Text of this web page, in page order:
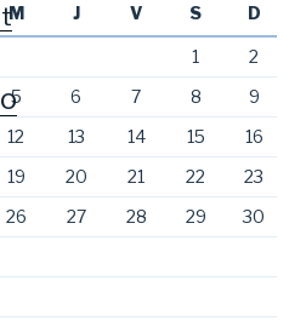
M
J V S D
1
2
5
6 7 8
9
12
13 14 15
16
19
20 21 22
23
26
27 28 29 30